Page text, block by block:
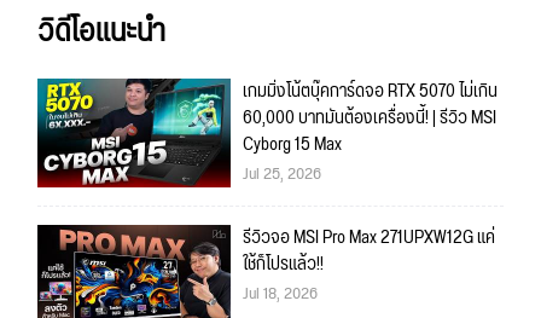
วิดีโอแนะนำ
เกมมิ่งโน้ตบุ๊คการ์ดจอ RTX 5070 ไม่เกิน
60,000 บาทมันต้องเครื่องนี้! | รีวิว MSI
Cyborg 15 Max
Jul 25, 2026
รีวิวจอ MSI Pro Max 271UPXW12G แค่
ใช้ก็โปรแล้ว!!
Jul 18, 2026